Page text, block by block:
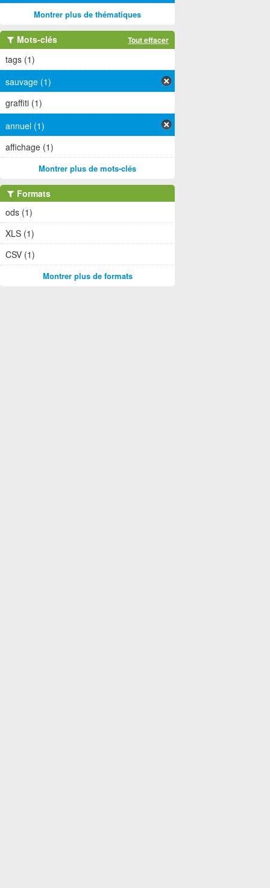
Montrer plus de thématiques
Mots-clés Tout effacer
tags (1)
sauvage (1)
graffiti (1)
annuel (1)
affichage (1)
Montrer plus de mots-clés
Formats
ods (1)
XLS (1)
CSV (1)
Montrer plus de formats